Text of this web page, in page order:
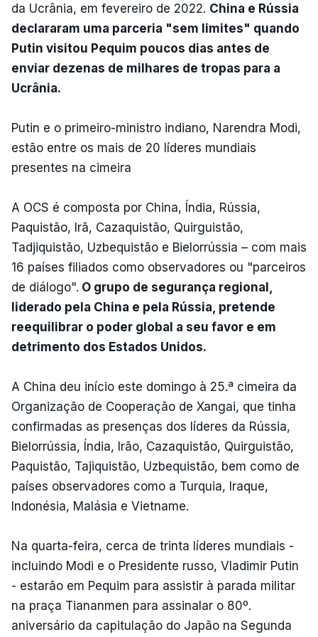
da Ucrânia, em fevereiro de 2022. China e Rússia
declararam uma parceria "sem limites" quando
Putin visitou Pequim poucos dias antes de
enviar dezenas de milhares de tropas para a
Ucrânia.
Putin e o primeiro-ministro indiano, Narendra Modi,
estão entre os mais de 20 líderes mundiais
presentes na cimeira
A OCS é composta por China, Índia, Rússia,
Paquistão, Irã, Cazaquistão, Quirguistão,
Tadjiquistão, Uzbequistão e Bielorrússia – com mais
16 países filiados como observadores ou "parceiros
de diálogo". O grupo de segurança regional,
liderado pela China e pela Rússia, pretende
reequilibrar o poder global a seu favor e em
detrimento dos Estados Unidos.
A China deu início este domingo à 25.ª cimeira da
Organização de Cooperação de Xangai, que tinha
confirmadas as presenças dos líderes da Rússia,
Bielorrússia, Índia, Irão, Cazaquistão, Quirguistão,
Paquistão, Tajiquistão, Uzbequistão, bem como de
países observadores como a Turquia, Iraque,
Indonésia, Malásia e Vietname.
Na quarta-feira, cerca de trinta líderes mundiais -
incluindo Modi e o Presidente russo, Vladimir Putin
- estarão em Pequim para assistir à parada militar
na praça Tiananmen para assinalar o 80º.
aniversário da capitulação do Japão na Segunda